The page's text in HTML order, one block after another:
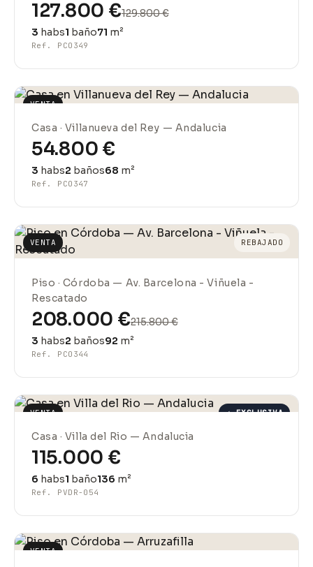
127.800 €129.800 €
3 habs1 baño71 m²
Ref. PCO349
VENTA
Casa · Villanueva del Rey — Andalucia
54.800 €
3 habs2 baños68 m²
Ref. PCO347
VENTA REBAJADO
Piso · Córdoba — Av. Barcelona - Viñuela -
Rescatado
208.000 €215.800 €
3 habs2 baños92 m²
Ref. PCO344
VENTA ✓ EXCLUSIVA
Casa · Villa del Rio — Andalucia
115.000 €
6 habs1 baño136 m²
Ref. PVDR-054
VENTA